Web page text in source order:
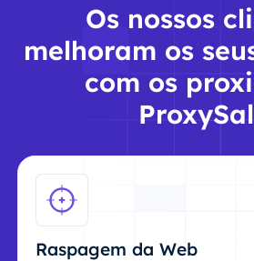
Os nossos
melhoram os
com os
Raspagem da Web